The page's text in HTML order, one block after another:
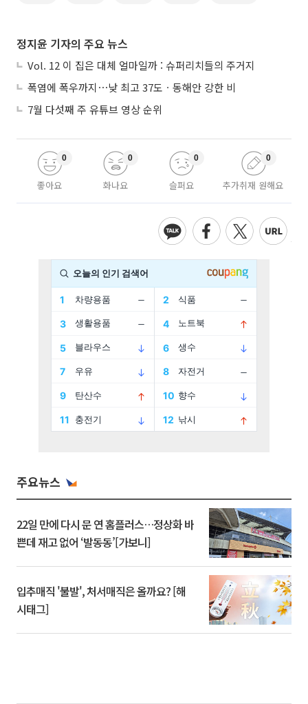
정지윤 기자의 주요 뉴스
Vol. 12 이 집은 대체 얼마일까 : 슈퍼리치들의 주거지
폭염에 폭우까지⋯낮 최고 37도ㆍ동해안 강한 비
7월 다섯째 주 유튜브 영상 순위
좋아요
0
화나요
0
슬퍼요
0
추가취재 원해요
0
주요뉴스
22일 만에 다시 문 연 홈플러스…정상화 바
쁜데 재고 없어 ‘발동동’[가보니]
입추매직 '불발', 처서매직은 올까요? [해
시태그]